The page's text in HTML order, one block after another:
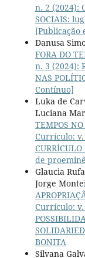
n. 2 (2024):
SOCIAIS:
[Publicação
Danusa
FORA DO
n. 3 (2024):
NAS
Contínuo]
Luka de
Luciana
TEMPOS
Currículo: v.
de
Glaucia
Jorge
Currículo: v.
BONITA
Silvana